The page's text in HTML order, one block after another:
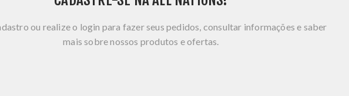
ou realize o login para fazer seus pedidos, consultar informações e saber
mais sobre nossos produtos e ofertas.